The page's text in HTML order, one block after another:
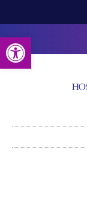
Open toolbar